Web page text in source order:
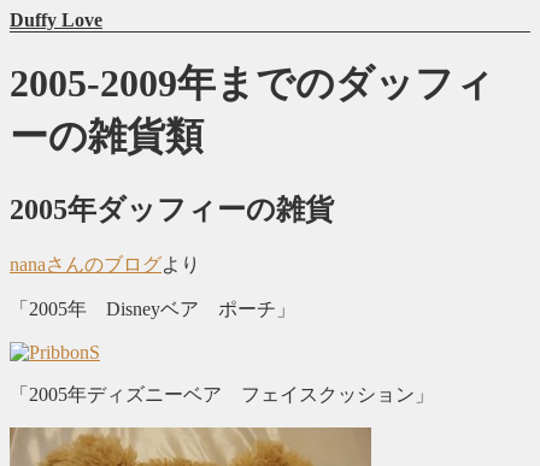
Duffy Love
2005-2009年までのダッフィ
ーの雑貨類
2005年ダッフィーの雑貨
nanaさんのブログより
「2005年 Disneyベア ポーチ」
「2005年ディズニーベア フェイスクッション」